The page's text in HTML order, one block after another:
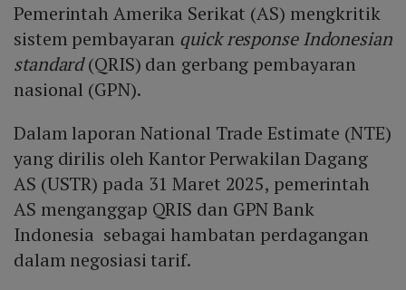
Pemerintah Amerika Serikat (AS) mengkritik
sistem pembayaran quick response Indonesian
standard(QRIS) dan gerbang pembayaran
nasional (GPN).
Dalam laporan National Trade Estimate (NTE)
yang dirilis oleh Kantor Perwakilan Dagang
AS (USTR) pada 31 Maret 2025, pemerintah
AS menganggap QRIS dan GPN Bank
Indonesia sebagai hambatan perdagangan
dalam negosiasi tarif.